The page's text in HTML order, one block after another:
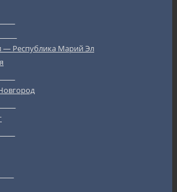
— Республика Марий Эл